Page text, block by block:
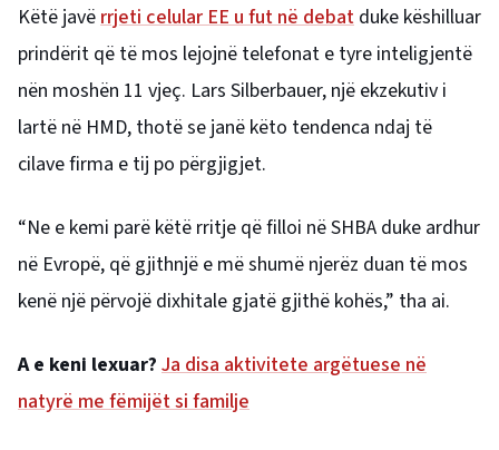
Këtë javërrjeti celular EE u fut në debat duke këshilluar
prindërit që të mos lejojnë telefonat e tyre inteligjentë
nën moshën 11 vjeç. Lars Silberbauer, një ekzekutiv i
lartë në HMD, thotë se janë këto tendenca ndaj të
cilave firma e tij po përgjigjet.
“Ne e kemi parë këtë rritje që filloi në SHBA duke ardhur
në Evropë, që gjithnjë e më shumë njerëz duan të mos
kenë një përvojë dixhitale gjatë gjithë kohës,” tha ai.
A e keni lexuar? Ja disa aktivitete argëtuese në
natyrë me fëmijët si familje